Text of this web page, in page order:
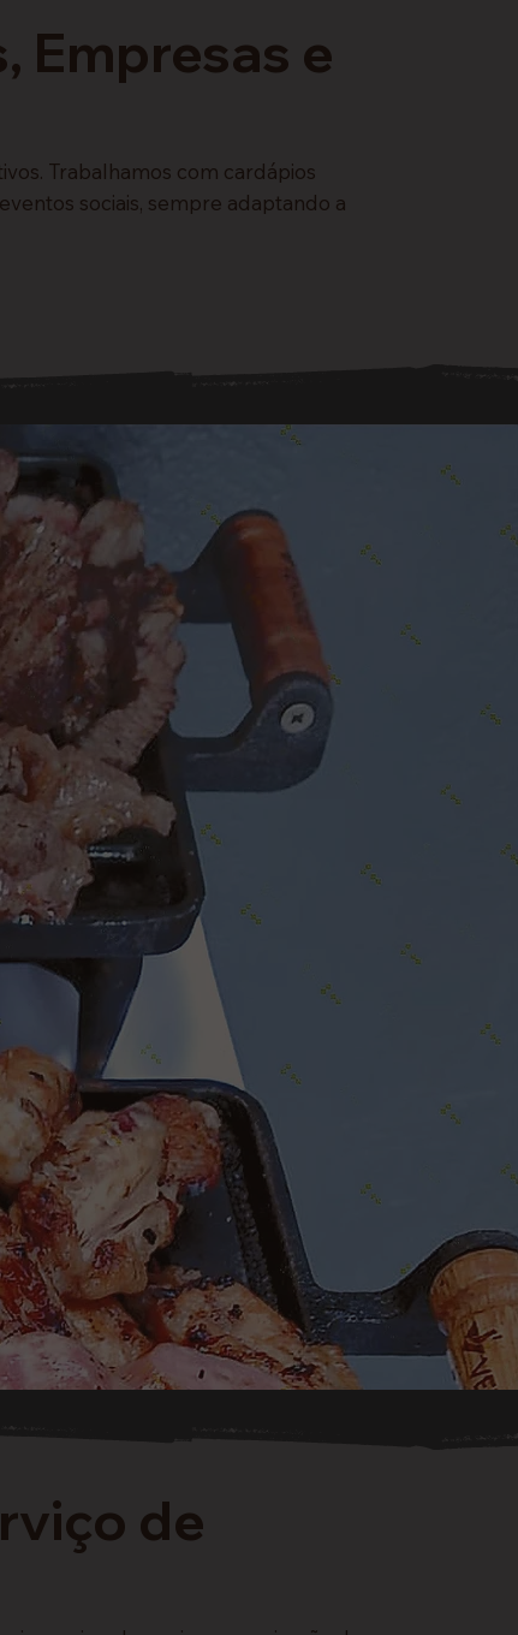
Empresas e
Trabalhamos com cardápios
sociais, sempre adaptando a
de